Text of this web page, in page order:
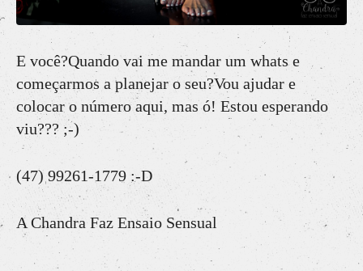
E você?Quando vai me mandar um whats e
começarmos a planejar o seu?Vou ajudar e
colocar o número aqui, mas ó! Estou esperando
viu??? ;-)
(47) 99261-1779 :-D
A Chandra Faz Ensaio Sensual